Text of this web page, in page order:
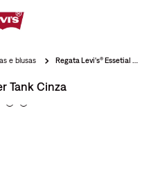
e blusas
Tank Cinza